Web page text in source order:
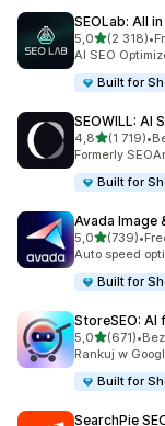
SEOLab: All
5,0na 5(2 318)
Łączna liczba•
AI SEO
Built for
SEOWILL: AI
4,8na 5(1 719)
Łączna liczba
•
Formerly
Built for
Avada Image
5,0na 5(739)
Łączna liczba
•
Auto speed
Built for
StoreSEO: AI
5,0na 5(671)
Łączna liczba
•
Rankuj w
Built for
SearchPie